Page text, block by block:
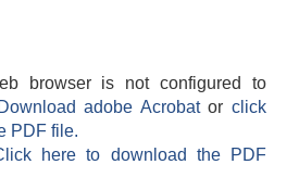
browser is not configured to
Download adobe Acrobatorclick
PDF file.
here to download the PDF